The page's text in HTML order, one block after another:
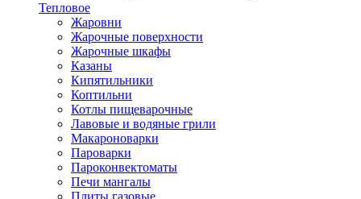
Тепловое
Жаровни
Жарочные поверхности
Жарочные шкафы
Казаны
Кипятильники
Коптильни
Котлы пищеварочные
Лавовые и водяные грили
Макароноварки
Пароварки
Пароконвектоматы
Печи мангалы
Плиты газовые